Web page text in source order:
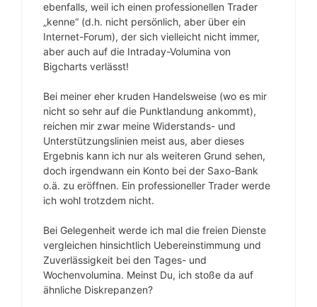
ebenfalls, weil ich einen professionellen Trader
„kenne“ (d.h. nicht persönlich, aber über ein
Internet-Forum), der sich vielleicht nicht immer,
aber auch auf die Intraday-Volumina von
Bigcharts verlässt!
Bei meiner eher kruden Handelsweise (wo es mir
nicht so sehr auf die Punktlandung ankommt),
reichen mir zwar meine Widerstands- und
Unterstützungslinien meist aus, aber dieses
Ergebnis kann ich nur als weiteren Grund sehen,
doch irgendwann ein Konto bei der Saxo-Bank
o.ä. zu eröffnen. Ein professioneller Trader werde
ich wohl trotzdem nicht.
Bei Gelegenheit werde ich mal die freien Dienste
vergleichen hinsichtlich Uebereinstimmung und
Zuverlässigkeit bei den Tages- und
Wochenvolumina. Meinst Du, ich stoße da auf
ähnliche Diskrepanzen?